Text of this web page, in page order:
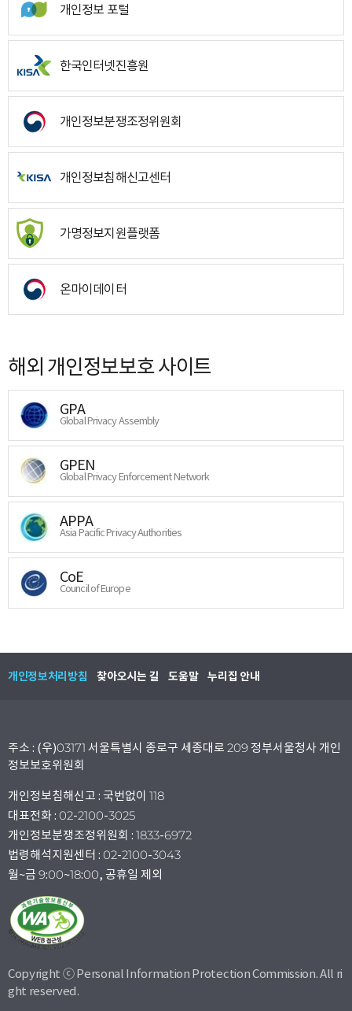
개인정보 포털
한국인터넷진흥원
개인정보분쟁조정위원회
개인정보침해신고센터
가명정보지원플랫폼
온마이데이터
해외 개인정보보호 사이트
GPA
Global Privacy Assembly
GPEN
Global Privacy Enforcement Network
APPA
Asia Pacific Privacy Authorities
CoE
Council of Europe
개인정보처리방침 찾아오시는 길 도움말 누리집 안내
주소 : (우)03171 서울특별시 종로구 세종대로 209 정부서울청사 개인
정보보호위원회
개인정보침해신고 : 국번없이 118
대표전화 : 02-2100-3025
개인정보분쟁조정위원회 : 1833-6972
법령해석지원센터 : 02-2100-3043
월~금 9:00~18:00, 공휴일 제외
Copyright ⓒ Personal Information Protection Commission. All ri
ght reserved.